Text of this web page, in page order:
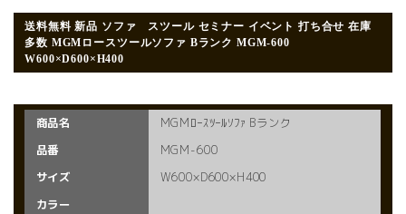
送料無料 新品 ソファ スツール セミナー イベント 打ち合せ 在庫
多数 MGMロースツールソファ Bランク MGM-600
W600×D600×H400
商品名
MGMﾛｰｽﾂｰﾙｿﾌｧ Bランク
品番
MGM-600
サイズ
W600×D600×H400
カラー